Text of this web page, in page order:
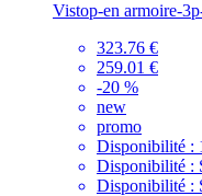
Vistop-en armoire-
323.76 €
259.01 €
-20 %
new
promo
Disponibilité :
Disponibilité :
Disponibilité :